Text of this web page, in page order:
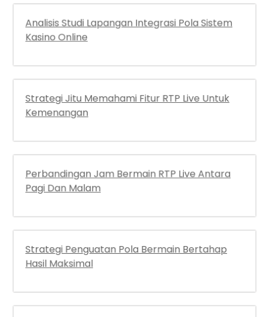
Analisis Studi Lapangan Integrasi Pola Sistem
Kasino Online
Strategi Jitu Memahami Fitur RTP Live Untuk
Kemenangan
Perbandingan Jam Bermain RTP Live Antara
Pagi Dan Malam
Strategi Penguatan Pola Bermain Bertahap
Hasil Maksimal